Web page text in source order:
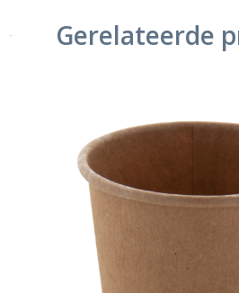
Gerelateerde